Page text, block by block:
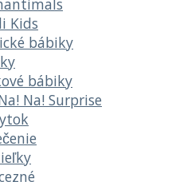
Kids
bábiky
bábiky
Na! Surprise